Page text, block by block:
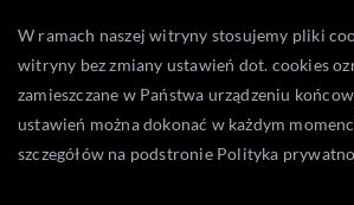
W ramach naszej witryny stosujemy pliki
witryny bez zmiany ustawień dot. cookies
zamieszczane w Państwa urządzeniu
ustawień można dokonać w każdym
szczegółów na podstronie Polityka